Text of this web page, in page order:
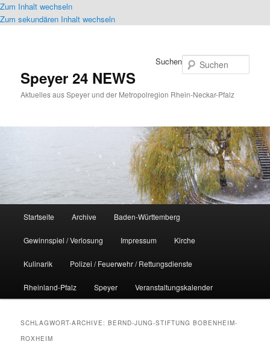
Zum Inhalt wechseln
Zum sekundären Inhalt wechseln
Speyer 24 NEWS
Aktuelles aus Speyer und der Metropolregion Rhein-Neckar-Pfalz
Suchen
Startseite Archive Baden-Württemberg
Gewinnspiel / Verlosung Impressum Kirche
Kulinarik Polizei / Feuerwehr / Rettungsdienste
Rheinland-Pfalz Speyer Veranstaltungskalender
SCHLAGWORT-ARCHIVE:BERND-JUNG-STIFTUNG BOBENHEIM-
ROXHEIM